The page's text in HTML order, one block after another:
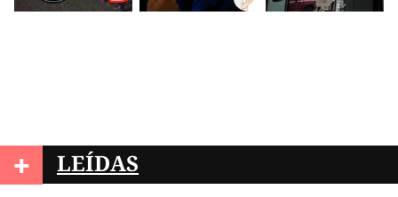
+ LEÍDAS